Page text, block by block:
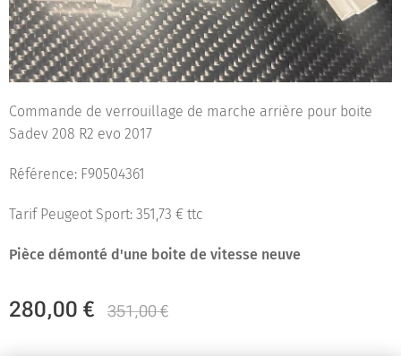
Commande de verrouillage de marche arrière pour boite
Sadev 208 R2 evo 2017
Référence: F90504361
Tarif Peugeot Sport: 351,73 € ttc
Pièce démonté d'une boite de vitesse neuve
280,00 € 351,00€